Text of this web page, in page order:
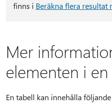
finns i Beräkna flera resultat
Mer
elementen i
En tabell kan innehålla